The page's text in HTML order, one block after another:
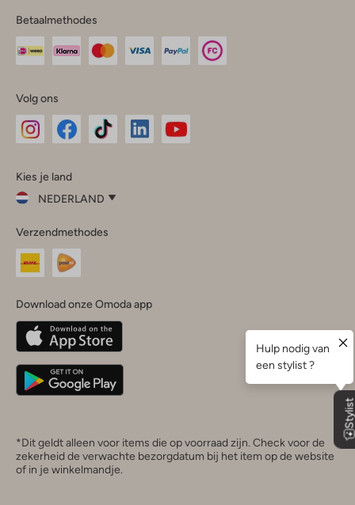
Betaalmethodes
Volg ons
InstagramFacebook
Kies je land
NEDERLAND
je
land
Nederland
Belgique(Français)
Deutschland
Verzendmethodes
Download onze Omoda app
*Dit geldt alleen voor items die op voorraad zijn. Check voor de
zekerheid de verwachte bezorgdatum bij het item op de website
of in je winkelmandje.